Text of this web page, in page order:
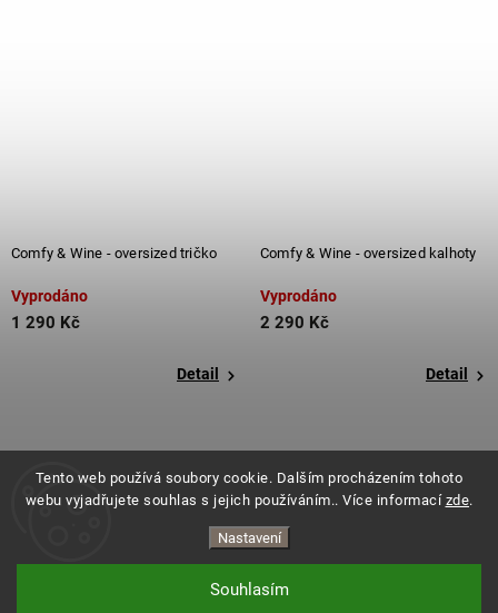
Tento web používá soubory cookie. Dalším procházením tohoto
webu vyjadřujete souhlas s jejich používáním.. Více informací zde.
Nastavení
Souhlasím
Comfy & Wine - oversized tričko
Vyprodáno
1 290 Kč
Detail
Comfy & Wine - oversized kalhoty
Vyprodáno
2 290 Kč
Detail
ES.LEVITATE. Všechna práva vyhrazena.